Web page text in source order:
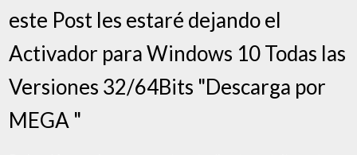
este Post les estaré dejando el
Activador para Windows 10 Todas las
Versiones 32/64Bits "Descarga por
MEGA "